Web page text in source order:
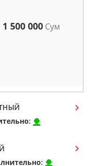
500 000 Сум
:
: